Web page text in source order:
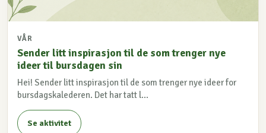
VÅR
Sender litt inspirasjon til de som trenger nye
ideer til bursdagen sin
Hei! Sender litt inspirasjon til de som trenger nye ideer for
bursdagskalederen. Det har tatt l...
Se aktivitet